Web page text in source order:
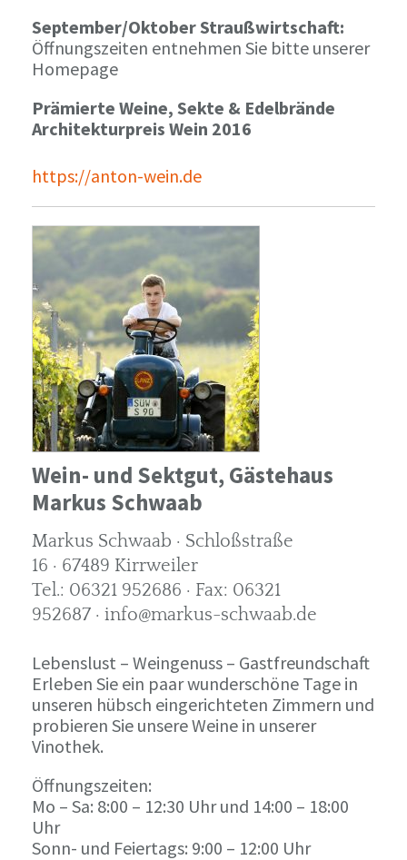
September/Oktober Straußwirtschaft:
Öffnungszeiten entnehmen Sie bitte unserer
Homepage
Prämierte Weine, Sekte & Edelbrände
Architekturpreis Wein 2016
https://anton-wein.de
Wein- und Sektgut, Gästehaus
Markus Schwaab
Markus Schwaab · Schloßstraße
16 · 67489 Kirrweiler
Tel.: 06321 952686 · Fax: 06321
952687 · info@markus-schwaab.de
Lebenslust – Weingenuss – Gastfreundschaft
Erleben Sie ein paar wunderschöne Tage in
unseren hübsch eingerichteten Zimmern und
probieren Sie unsere Weine in unserer
Vinothek.
Öffnungszeiten:
Mo – Sa: 8:00 – 12:30 Uhr und 14:00 – 18:00
Uhr
Sonn- und Feiertags: 9:00 – 12:00 Uhr